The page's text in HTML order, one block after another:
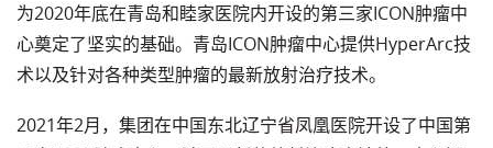
为2020年底在青岛和睦家医院内开设的第三家ICON肿瘤中
心奠定了坚实的基础。青岛ICON肿瘤中心提供HyperArc技
术以及针对各种类型肿瘤的最新放射治疗技术。
2021年2月，集团在中国东北辽宁省凤凰医院开设了中国第